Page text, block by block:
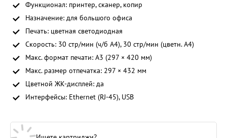
Функционал: принтер, сканер, копир
Назначение: для большого офиса
Печать: цветная светодиодная
Скорость: 30 стр/мин (ч/б A4), 30 стр/мин (цветн. А4)
Макс. формат печати: A3 (297 × 420 мм)
Макс. размер отпечатка: 297 × 432 мм
Цветной ЖК-дисплей: да
Интерфейсы: Ethernet (RJ-45), USB